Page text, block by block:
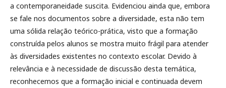
a contemporaneidade suscita. Evidenciou ainda que, embora
se fale nos documentos sobre a diversidade, esta não tem
uma sólida relação teórico-prática, visto que a formação
construída pelos alunos se mostra muito frágil para atender
às diversidades existentes no contexto escolar. Devido à
relevância e à necessidade de discussão desta temática,
reconhecemos que a formação inicial e continuada devem